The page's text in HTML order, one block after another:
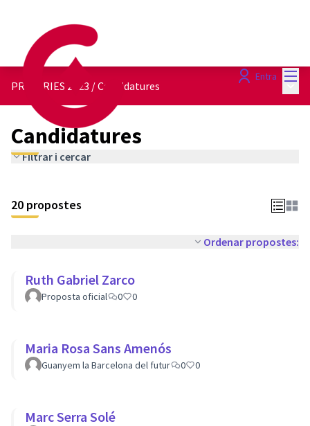
Entra
PRIMÀRIES 2023 /Candidatures
Candidatures
Filtrar i cercar
20 propostes
Ordenar propostes:
Ruth Gabriel Zarco
Proposta oficial 0 0
Maria Rosa Sans Amenós
Guanyem la Barcelona del futur 0 0
Marc Serra Solé